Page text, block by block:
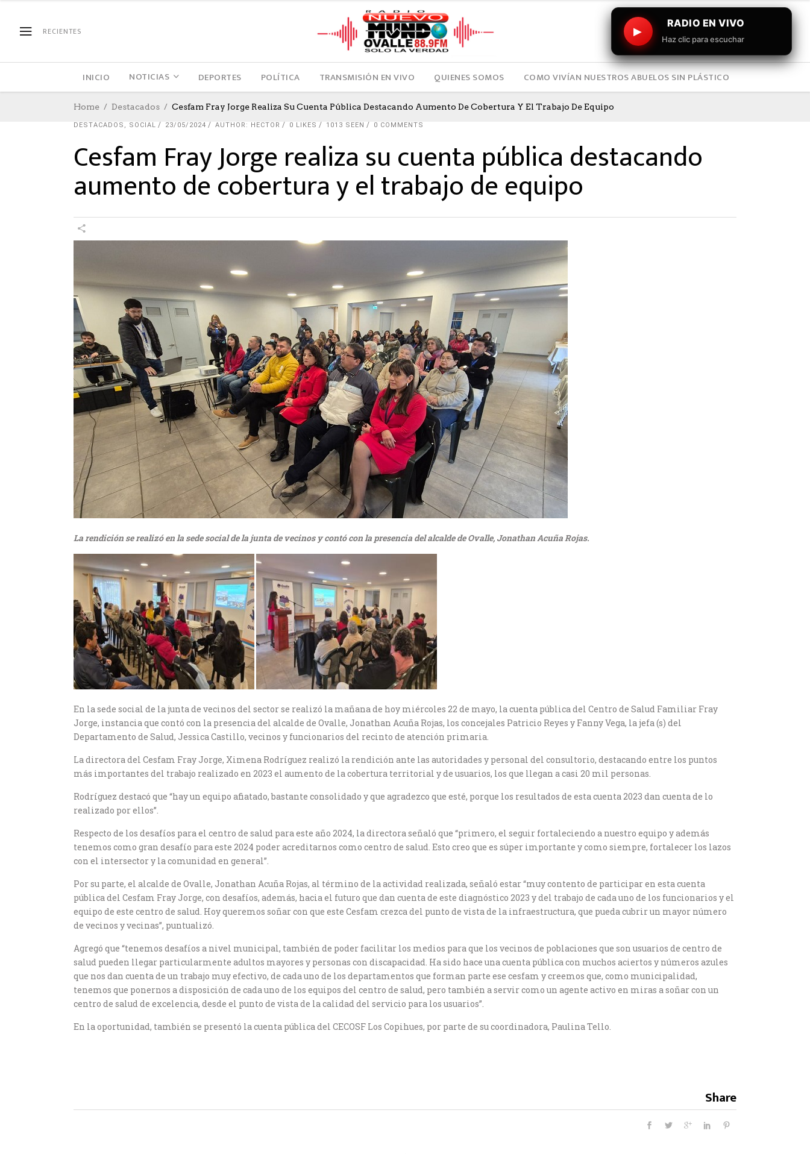
RECIENTES ▶
RADIO EN VIVO
Haz clic para escuchar
INICIO NOTICIAS DEPORTES POLÍTICA TRANSMISIÓN EN VIVO QUIENES SOMOS COMO VIVÍAN NUESTROS ABUELOS SIN PLÁSTICO
Home Destacados Cesfam Fray Jorge Realiza Su Cuenta Pública Destacando Aumento De Cobertura Y El Trabajo De Equipo
DESTACADOS , SOCIAL 23/05/2024 AUTHOR: HECTOR 0 LIKES 1013 SEEN 0 COMMENTS
Cesfam Fray Jorge realiza su cuenta pública destacando
aumento de cobertura y el trabajo de equipo
La rendición se realizó en la sede social de la junta de vecinos y contó con la presencia del alcalde de Ovalle, Jonathan Acuña Rojas.
En la sede social de la junta de vecinos del sector se realizó la mañana de hoy miércoles 22 de mayo, la cuenta pública del Centro de Salud Familiar Fray
Jorge, instancia que contó con la presencia del alcalde de Ovalle, Jonathan Acuña Rojas, los concejales Patricio Reyes y Fanny Vega, la jefa (s) del
Departamento de Salud, Jessica Castillo, vecinos y funcionarios del recinto de atención primaria.
La directora del Cesfam Fray Jorge, Ximena Rodríguez realizó la rendición ante las autoridades y personal del consultorio, destacando entre los puntos
más importantes del trabajo realizado en 2023 el aumento de la cobertura territorial y de usuarios, los que llegan a casi 20 mil personas.
Rodríguez destacó que “hay un equipo afiatado, bastante consolidado y que agradezco que esté, porque los resultados de esta cuenta 2023 dan cuenta de lo
realizado por ellos”.
Respecto de los desafíos para el centro de salud para este año 2024, la directora señaló que “primero, el seguir fortaleciendo a nuestro equipo y además
tenemos como gran desafío para este 2024 poder acreditarnos como centro de salud. Esto creo que es súper importante y como siempre, fortalecer los lazos
con el intersector y la comunidad en general”.
Por su parte, el alcalde de Ovalle, Jonathan Acuña Rojas, al término de la actividad realizada, señaló estar “muy contento de participar en esta cuenta
pública del Cesfam Fray Jorge, con desafíos, además, hacia el futuro que dan cuenta de este diagnóstico 2023 y del trabajo de cada uno de los funcionarios y el
equipo de este centro de salud. Hoy queremos soñar con que este Cesfam crezca del punto de vista de la infraestructura, que pueda cubrir un mayor número
de vecinos y vecinas”, puntualizó.
Agregó que “tenemos desafíos a nivel municipal, también de poder facilitar los medios para que los vecinos de poblaciones que son usuarios de centro de
salud pueden llegar particularmente adultos mayores y personas con discapacidad. Ha sido hace una cuenta pública con muchos aciertos y números azules
que nos dan cuenta de un trabajo muy efectivo, de cada uno de los departamentos que forman parte ese cesfam y creemos que, como municipalidad,
tenemos que ponernos a disposición de cada uno de los equipos del centro de salud, pero también a servir como un agente activo en miras a soñar con un
centro de salud de excelencia, desde el punto de vista de la calidad del servicio para los usuarios”.
En la oportunidad, también se presentó la cuenta pública del CECOSF Los Copihues, por parte de su coordinadora, Paulina Tello.
Share